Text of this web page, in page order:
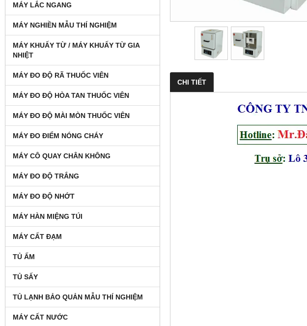
MÁY LẮC NGANG
MÁY NGHIỀN MẪU THÍ NGHIỆM
MÁY KHUẤY TỪ / MÁY KHUẤY TỪ GIA
NHIỆT
MÁY ĐO ĐỘ RÃ THUỐC VIÊN
MÁY ĐO ĐỘ HÒA TAN THUỐC VIÊN
MÁY ĐO ĐỘ MÀI MÒN THUỐC VIÊN
MÁY ĐO ĐIỂM NÓNG CHÁY
MÁY CÔ QUAY CHÂN KHÔNG
MÁY ĐO ĐỘ TRẮNG
MÁY ĐO ĐỘ NHỚT
MÁY HÀN MIỆNG TÚI
MÁY CẤT ĐẠM
TỦ ẤM
TỦ SẤY
TỦ LẠNH BẢO QUẢN MẪU THÍ NGHIỆM
MÁY CẤT NƯỚC
CHI TIẾT